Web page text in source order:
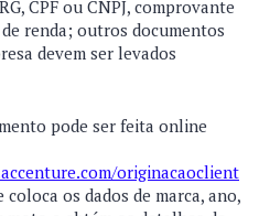
CPF ou CNPJ, comprovante
renda; outros documentos
devem ser levados
pode ser feita online
originacaoclient
os dados de marca, ano,